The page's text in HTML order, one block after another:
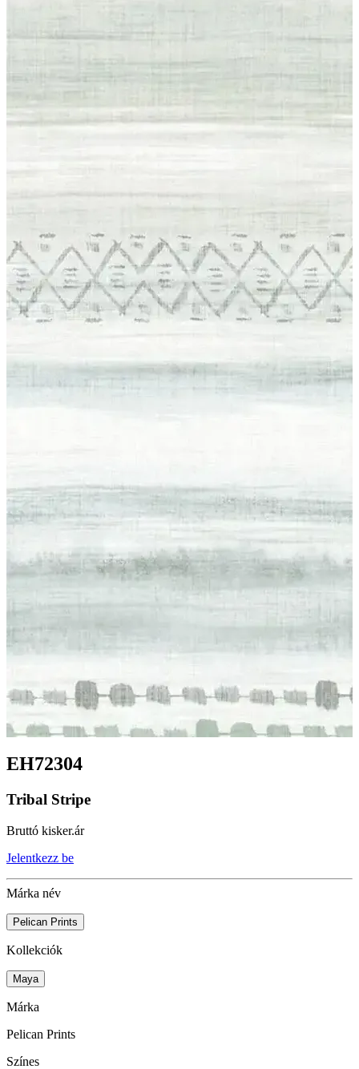
EH72304
Tribal Stripe
Bruttó kisker.ár
Jelentkezz be
Márka név
Pelican Prints
Kollekciók
Maya
Márka
Pelican Prints
Színes